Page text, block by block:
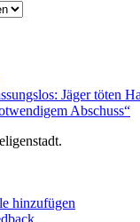
Jäger töten
Abschuss“
hinzufügen